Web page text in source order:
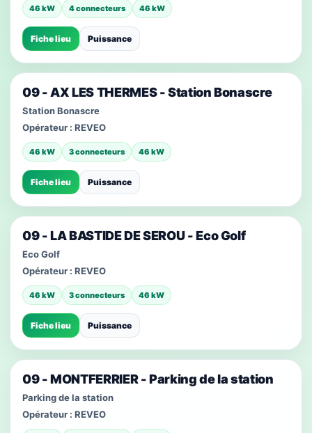
46 kW 4 connecteurs 46 kW
Fiche lieu Puissance
09 - AX LES THERMES - Station Bonascre
Station Bonascre
Opérateur : REVEO
46 kW 3 connecteurs 46 kW
Fiche lieu Puissance
09 - LA BASTIDE DE SEROU - Eco Golf
Eco Golf
Opérateur : REVEO
46 kW 3 connecteurs 46 kW
Fiche lieu Puissance
09 - MONTFERRIER - Parking de la station
Parking de la station
Opérateur : REVEO